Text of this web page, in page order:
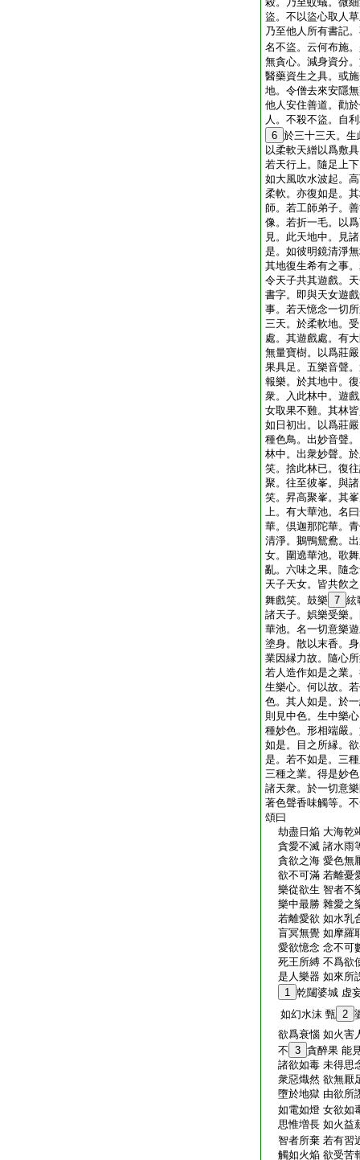
盜。不以盜心取人
乃至他人所有書記
名不盜。云何布施
無貪心。減身資分
醫藥資生之具。或
地。令僧去來安隱
他人安住善道。勸
人。不殺不盜。自
6 於三十三天。
以柔軟天繒以爲敷
若天行上。隨足上
如大風吹水波起。
柔軟。亦復如是。
師。若工師弟子。
像。若折一毛。以
見。此天地中。見
是。如彼明鏡清淨
其地復生希有之事
令天子共其遊戲。
書字。即與天女遊
事。若天憶念一切
三天。於柔軟地。
處。其遊戲處。有
無量寶樹。以爲莊
果具足。五樂音聲
報樂。於其地中。
衆。入此林中。遊
女取果不難。其林
如日初出。以爲莊
種色鳥。出妙音聲
林中。出衆妙聲。
笑。捨此林已。復
聚。往至彼峯。與
笑。昇高聚峯。其
上。有大華池。名
華。倶迦那陀華。
清淨。鵝鴨鴛鴦。
女。圍遶華池。歌
亂。六味之果。隨
天子天女。皆共飮
舞戲笑。鼓樂 7 絃
諸天子。娯樂受樂
華池。名一切意樂
塗身。散以末香。
業因縁力故。隨心
若人造作如是之業
生樂心。何以故。
色。其人如是。於
則見中色。生中樂
種妙色。形相端嚴
如是。目之所縁。
是。若不如是。三
三種之業。得是妙
諸天衆。於一切意
著色聲香味觸等。
頌曰
劫盡日焔 大海乾
貪愛不滅 諸水雨
貪欲之海 愛色無
欲不可滿 若離憂
樂從欲生 智者不
樂中最勝 雜愛之
若離愛欲 如水乳
盲冥無覺 如摩羅
愛欲憶念 念不可
死王所縛 不爲欲
是人樂器 如來所
1 乾闥婆城 虚
如幻水沫 甄 2
欲爲衰惱 如火害
不 3 貪醉果 能
諸欲如毒 未得思
衆惡熾然 欲無厭
墮於地獄 由欲所
如電如燈 女欲如
思惟増長 如火益
智者所棄 若有習
觸如火焔 欲受苦